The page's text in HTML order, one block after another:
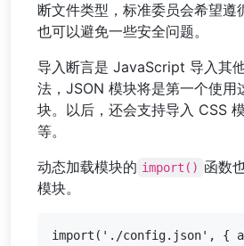
断文件类型，标准委员会希望遵
也可以避免一些安全问题。
导入断言是 JavaScript 导入其
法，JSON 模块将是第一个使用
块。以后，还会支持导入 CSS
等。
动态加载模块的 import() 函数
模块。